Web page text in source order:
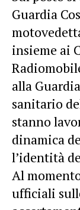
Guardia
insieme ai
alla
sanitario
stanno
dinamica
l’identità
Al
ufficiali